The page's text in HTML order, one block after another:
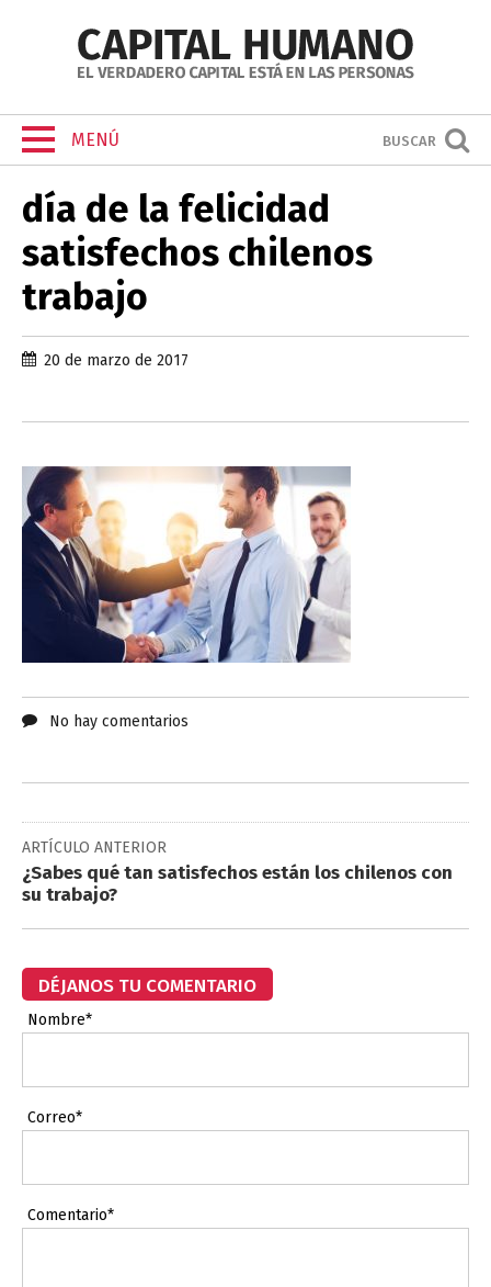
MENÚ BUSCAR
día de la felicidad
satisfechos chilenos
trabajo
20 de marzo de 2017
No hay comentarios
ARTÍCULO ANTERIOR
¿Sabes qué tan satisfechos están los chilenos con
su trabajo?
DÉJANOS TU COMENTARIO
Nombre*
Correo*
Comentario*